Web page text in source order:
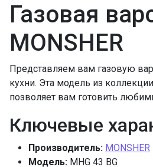
Газовая
MONSHER
Представляем вам газовую
кухни. Эта модель из
позволяет вам готовить
Ключевые
Производитель: MONSHER
Модель: MHG 43 BG